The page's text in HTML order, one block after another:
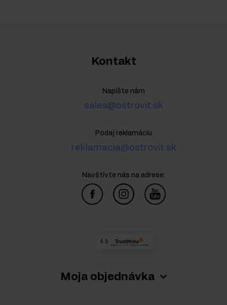
Moja objednávka
Kontakt
Napíšte nám
sales@ostrovit.sk
Podaj reklamáciu
reklamacia@ostrovit.sk
Navštívte nás na adrese:
4.9
Based on 73 479 reviewsfrom all time